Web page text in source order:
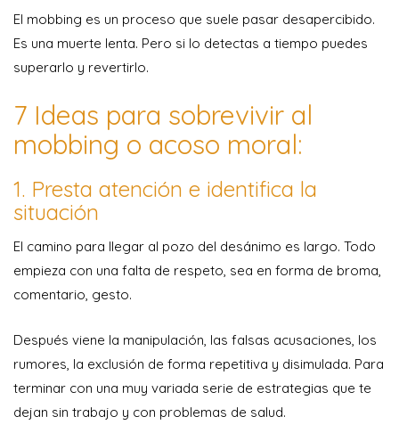
El mobbing es un proceso que suele pasar desapercibido.
Es una muerte lenta. Pero si lo detectas a tiempo puedes
superarlo y revertirlo.
7 Ideas para sobrevivir al
mobbing o acoso moral:
1. Presta atención e identifica la
situación
El camino para llegar al pozo del desánimo es largo. Todo
empieza con una falta de respeto, sea en forma de broma,
comentario, gesto.
Después viene la manipulación, las falsas acusaciones, los
rumores, la exclusión de forma repetitiva y disimulada. Para
terminar con una muy variada serie de estrategias que te
dejan sin trabajo y con problemas de salud.